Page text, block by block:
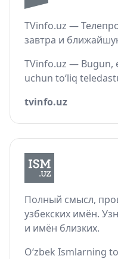
TVinfo.uz —
завтра и
TVinfo.uz — Bugun,
uchun to‘liq
tvinfo.uz
Полный смысл,
узбекских имён.
и имён близких.
O‘zbek Ismlarning